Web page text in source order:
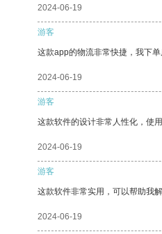
2024-06-19
游客
这款app的物流非常快捷，我下单
2024-06-19
游客
这款软件的设计非常人性化，使
2024-06-19
游客
这款软件非常实用，可以帮助我解
2024-06-19